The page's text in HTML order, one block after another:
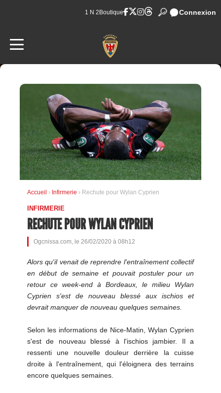
1 N 2 Boutique Connexion
Accueil › Infirmerie › Rechute pour Wylan Cyprien
INFIRMERIE
RECHUTE POUR WYLAN CYPRIEN
Ogcnissa.com, le 26/02/2020 à 08h12
Alors qu'il venait de reprendre l'entraînement collectif
en début de semaine et pouvait postuler pour un
retour ce week-end à Bordeaux, le milieu Wylan
Cyprien s'est de nouveau blessé aux ischios et
devrait manquer de nouveau quelques semaines.
Selon les informations de Nice-Matin, Wylan Cyprien
s'est de nouveau blessé à l'ischios jambier. Il a
ressenti une nouvelle douleur derrière la cuisse
droite à l'entraînement, qui l'éloignera des terrains
encore quelques semaines.